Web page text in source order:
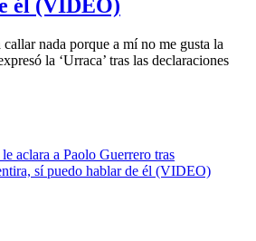
él (VIDEO)
nada porque a mí no me gusta la
la ‘Urraca’ tras las declaraciones